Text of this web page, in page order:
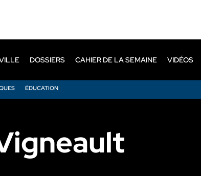
ÉDUCATION
DOSSIERS CAHIER DE LA SEMAINE VIDÉOS